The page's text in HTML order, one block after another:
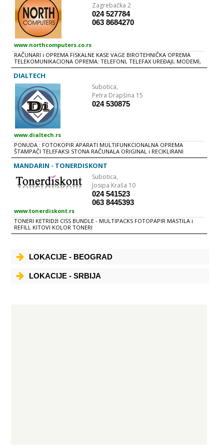
Zagrebačka 2
024 527784
063 8684270
www.northcomputers.co.rs
RAČUNARI i OPREMA FISKALNE KASE VAGE BIROTEHNIČKA OPREMA
TELEKOMUNIKACIONA OPREMA: TELEFONI, TELEFAX UREĐAJI, MODEMI,
ADAPTERI... PRATEĆA OPREMA, REPROMATERIJAL: PRODAJA i RECIKLAŽA
TONERA i KETRIDžA, DISTRIBUCIJA TERMO ROLNI...
DIALTECH
Subotica,
Petra Drapšina 15
024 530875
www.dialtech.rs
PONUDA : FOTOKOPIR APARATI MULTIFUNKCIONALNA OPREMA
ŠTAMPAČI TELEFAKSI STONA RAČUNALA ORIGINAL i RECIKLIRANI
KETRIDžI TONER KASETE i TRAKE ZA MATRIČNE ŠTAMPAČE FOTOKOPIR
PAPIR USLUGE : ODRŽAVANjE i POPRAVKE FOTOKOPIR APARATA,
FOTOKOPIR APARATA
MANDARIN - TONERDISKONT
Subotica,
Josipa Kraša 10
024 541523
063 8445393
www.tonerdiskont.rs
TONERI KETRIDžI CISS BUNDLE - MULTIPACKS FOTOPAPIR MASTILA i
REFILL KITOVI KOLOR TONERI
LOKACIJE - BEOGRAD
LOKACIJE - SRBIJA